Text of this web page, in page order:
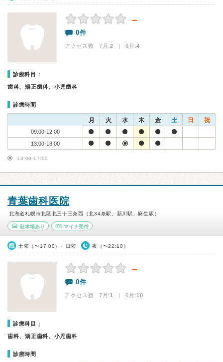
－
0件
アクセス数 7月:2 | 6月:4
診療科目：
歯科、矯正歯科、小児歯科
診療時間
月 火 水 木 金 土 日 祝
09:00-12:00
13:00-18:00
13:00-17:00
青葉歯科医院
北海道札幌市北区北三十三条西（北34条駅、新川駅、麻生駅）
駐車場あり マイナ受付
土曜（〜17:00）・日曜 夜（〜22:10）
－
0件
アクセス数 7月:1 | 6月:10
診療科目：
歯科、矯正歯科、小児歯科
診療時間